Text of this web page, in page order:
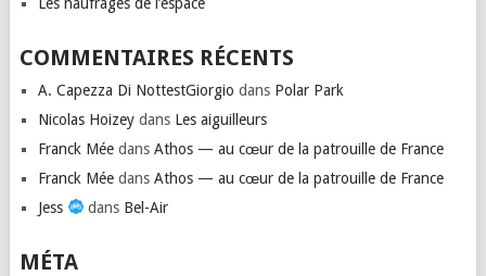
COMMENTAIRES RÉCENTS
A. Capezza Di NottestGiorgio dans Polar Park
Nicolas Hoizeydans Les aiguilleurs
Franck Méedans Athos — au cœur de la patrouille de France
Franck Méedans Athos — au cœur de la patrouille de France
Jess
dans Bel-Air
MÉTA